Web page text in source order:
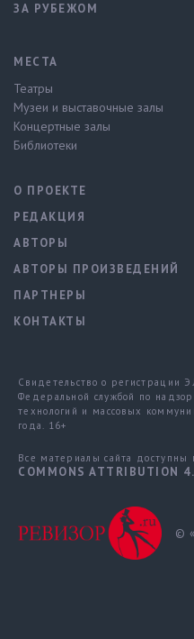
ЗА РУБЕЖОМ
МЕСТА
Театры
Музеи и выставочные залы
Концертные залы
Библиотеки
О ПРОЕКТЕ
РЕДАКЦИЯ
АВТОРЫ
АВТОРЫ ПРОИЗВЕДЕНИЙ
ПАРТНЕРЫ
КОНТАКТЫ
Свидетельство о
Федеральной службой по
технологий и массовых
года. 16+
Все материалы сайта доступны
COMMONS ATTRIBUTION
©